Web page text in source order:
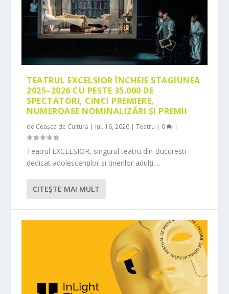
TEATRUL EXCELSIOR ÎNCHEIE STAGIUNEA
2025–2026 CU PESTE 35.000 DE
SPECTATORI, CINCI PREMIERE,
NUMEROASE NOMINALIZĂRI ȘI PREMII
de Ceașca de Cultură | iul. 16, 2026 |Teatru | 0 |
Teatrul EXCELSIOR, singurul teatru din București
dedicat adolescenților și tinerilor adulți,...
CITEŞTE MAI MULT